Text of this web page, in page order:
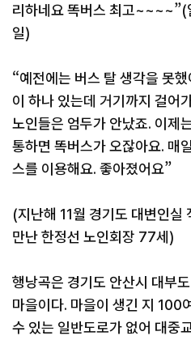
리하네요 똑버스 최고
일)
“예전에는 버스 탈 생각을 못
이 하나 있는데 거기까지 걸
노인들은 엄두가 안났죠. 이제
통하면 똑버스가 오잖아요. 매
스를 이용해요. 좋아졌어요”
(지난해 11월 경기도 대변인실
만난 한정선 노인회장 77세)
행낭곡은 경기도 안산시 대부
마을이다. 마을이 생긴 지 100
수 있는 일반도로가 없어 대중